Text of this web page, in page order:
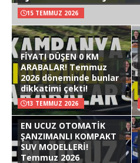
15 TEMMUZ 2026
FİYATI DÜŞEN 0 KM
ARABALAR! Temmuz
2026 döneminde bunlar
dikkatimi çekti!
13 TEMMUZ 2026
EN UCUZ OTOMATİK
ŞANZIMANLI KOMPAKT
SUV MODELLERİ!
Temmuz 2026